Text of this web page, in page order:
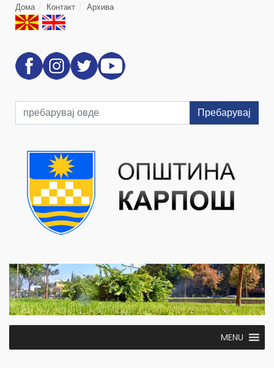
Дома Контакт Архива
Пребарувај
MENU